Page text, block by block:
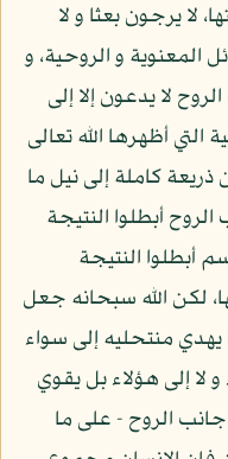
لا يرجون بعثا و لا
المعنوية و الروحية، و
لا يدعون إلا إلى
أظهرها الله تعالى
ذريعة كاملة إلى نيل ما
أبطلوا النتيجة
أبطلوا النتيجة
لكن الله سبحانه جعل
منتحليه إلى سواء
لا إلى هؤلاء بل يقوي
الروح - على ما